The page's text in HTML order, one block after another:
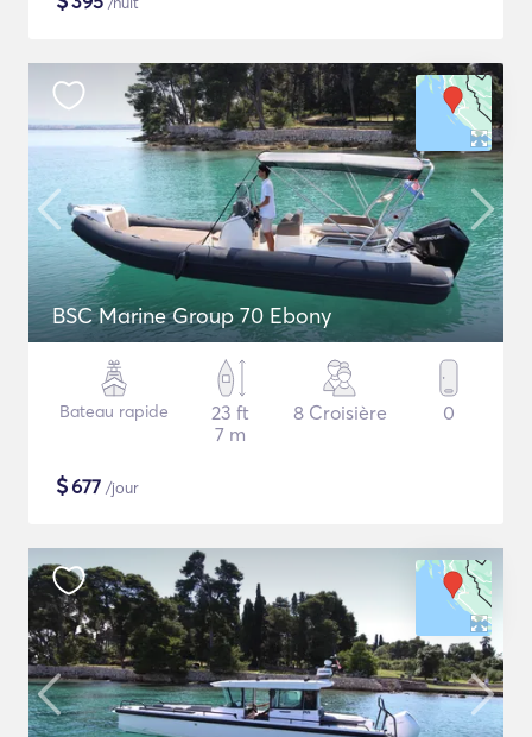
BSC Marine Group 70 Ebony
Bateau rapide
23 ft
7 m
8 Croisière 0
$677 /jour